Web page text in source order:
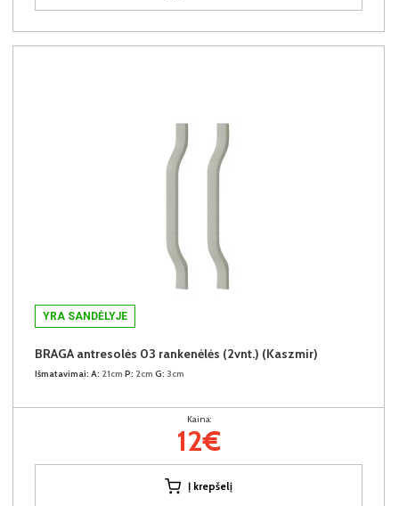
YRA SANDĖLYJE
BRAGA antresolės 03 rankenėlės (2vnt.) (Kaszmir)
Išmatavimai: A: 21cm P: 2cm G: 3cm
Kaina:
12€
Į krepšelį